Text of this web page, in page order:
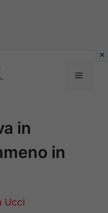
Menu
in
in
Ucci